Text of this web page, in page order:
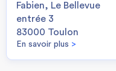
Fabien, Le Bellevue
entrée 3
83000 Toulon
En savoir plus >